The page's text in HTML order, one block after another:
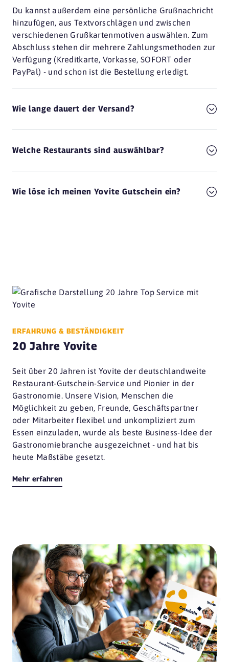
Du kannst außerdem eine persönliche Grußnachricht
hinzufügen, aus Textvorschlägen und zwischen
verschiedenen Grußkartenmotiven auswählen. Zum
Abschluss stehen dir mehrere Zahlungsmethoden zur
Verfügung (Kreditkarte, Vorkasse, SOFORT oder
PayPal) - und schon ist die Bestellung erledigt.
Wie lange dauert der Versand?
Welche Restaurants sind auswählbar?
Wie löse ich meinen Yovite Gutschein ein?
ERFAHRUNG & BESTÄNDIGKEIT
20 Jahre Yovite
Seit über 20 Jahren ist Yovite der deutschlandweite
Restaurant-Gutschein-Service und Pionier in der
Gastronomie. Unsere Vision, Menschen die
Möglichkeit zu geben, Freunde, Geschäftspartner
oder Mitarbeiter flexibel und unkompliziert zum
Essen einzuladen, wurde als beste Business-Idee der
Gastronomiebranche ausgezeichnet - und hat bis
heute Maßstäbe gesetzt.
Mehr erfahren